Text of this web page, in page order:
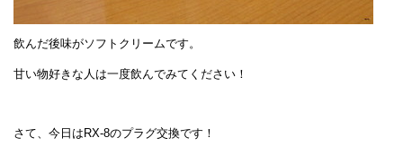
飲んだ後味がソフトクリームです。
甘い物好きな人は一度飲んでみてください！
さて、今日はRX-8のプラグ交換です！